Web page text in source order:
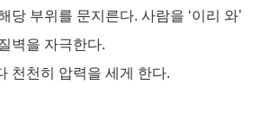
부위를 문지른다. 사람을 ‘이리 와’
벽을 자극한다.
천천히 압력을 세게 한다.